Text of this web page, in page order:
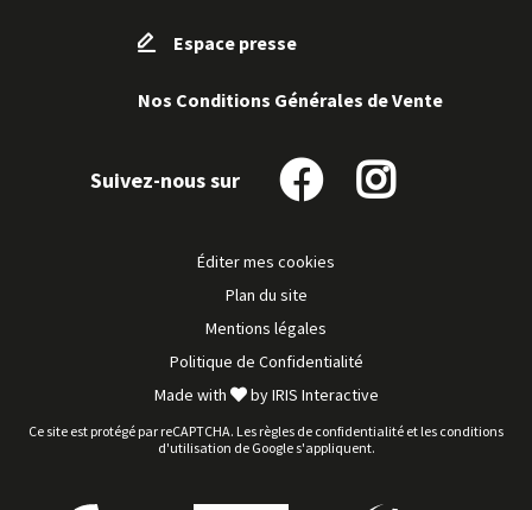
Espace presse
Nos Conditions Générales de Vente
Suivez-nous sur
Suivez-
sur
Suivez-
Éditer mes cookies
Plan du site
Mentions légales
Politique de Confidentialité
Made with
byIRIS Interactive
Ce site est protégé par reCAPTCHA. Les règles de confidentialité et les conditions
d'utilisation de Google s'appliquent.